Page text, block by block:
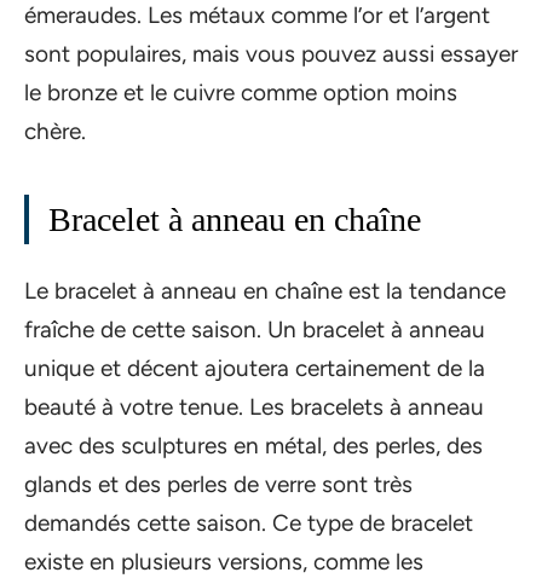
émeraudes. Les métaux comme l’or et l’argent
sont populaires, mais vous pouvez aussi essayer
le bronze et le cuivre comme option moins
chère.
Bracelet à anneau en chaîne
Le bracelet à anneau en chaîne est la tendance
fraîche de cette saison. Un bracelet à anneau
unique et décent ajoutera certainement de la
beauté à votre tenue. Les bracelets à anneau
avec des sculptures en métal, des perles, des
glands et des perles de verre sont très
demandés cette saison. Ce type de bracelet
existe en plusieurs versions, comme les